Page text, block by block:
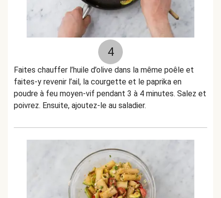
4
Faites chauffer l’huile d’olive dans la même poêle et
faites-y revenir l’ail, la courgette et le paprika en
poudre à feu moyen-vif pendant 3 à 4 minutes. Salez et
poivrez. Ensuite, ajoutez-le au saladier.